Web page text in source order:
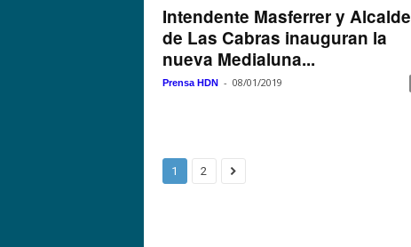
Intendente Masferrer y Alcalde
de Las Cabras inauguran la
nueva Medialuna...
Prensa HDN - 08/01/2019
1 2